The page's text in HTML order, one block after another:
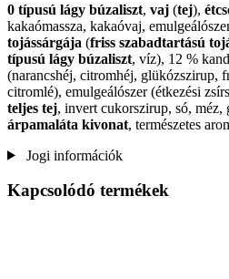
0 típusú lágy búzaliszt, vaj (tej),
kakaómassza, kakaóvaj,
tojássárgája (friss szabadtartású
típusú lágy búzaliszt, víz), 12 %
(narancshéj, citromhéj, glükózszirup,
citromlé), emulgeálószer (étkezési
teljes tej, invert cukorszirup, só,
árpamaláta kivonat, természetes
Jogi információk
Kapcsolódó termékek